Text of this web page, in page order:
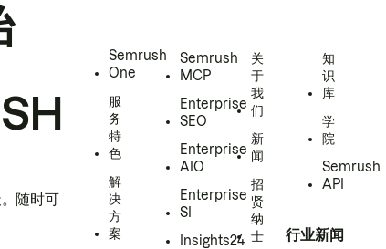
随时可
Semrush
One
服
务
特
色
解
决
方
案
Semrush
MCP
Enterprise
SEO
Enterprise
AIO
Enterprise
SI
Insights24
关
于
我
们
新
闻
招
贤
纳
士
知
识
库
学
院
Semrush
API
行业新闻